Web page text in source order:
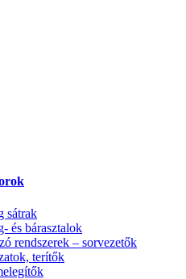
sátrak
és bárasztalok
rendszerek – sorvezetők
terítők